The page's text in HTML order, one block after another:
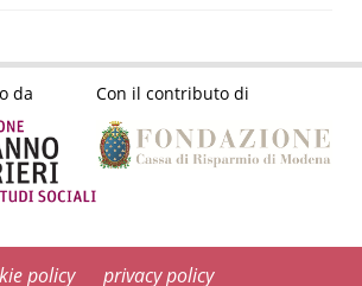
da Con il contributo di
policy privacy policy